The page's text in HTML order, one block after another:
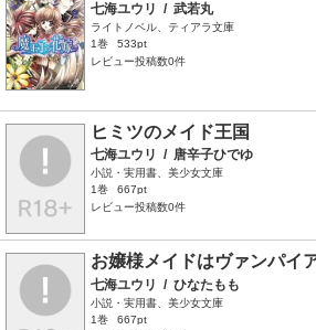
七海ユウリ / 武若丸
ライトノベル、ティアラ文庫
1巻
533pt
レビュー投稿数0件
ヒミツのメイド王国
七海ユウリ / 唐辛子ひでゆ
小説・実用書、美少女文庫
1巻
667pt
レビュー投稿数0件
お嬢様メイドはヴァンパイ
七海ユウリ / ひなたもも
小説・実用書、美少女文庫
1巻
667pt